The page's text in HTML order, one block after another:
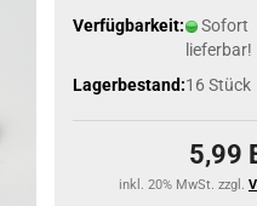
Verfügbarkeit:
Sofort
lieferbar!
Lagerbestand:16 Stück
5,99
inkl. 20% MwSt. zzgl.